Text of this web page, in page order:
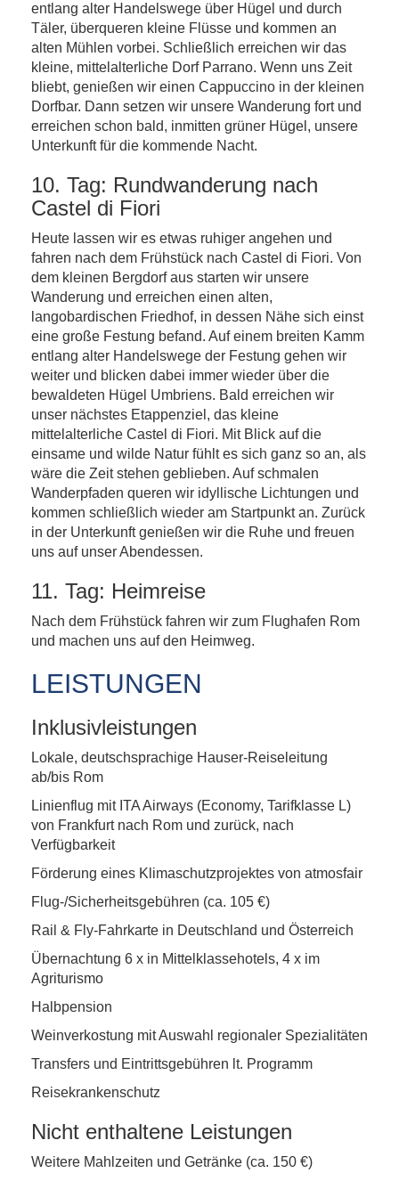
entlang alter Handelswege über Hügel und durch
Täler, überqueren kleine Flüsse und kommen an
alten Mühlen vorbei. Schließlich erreichen wir das
kleine, mittelalterliche Dorf Parrano. Wenn uns Zeit
bliebt, genießen wir einen Cappuccino in der kleinen
Dorfbar. Dann setzen wir unsere Wanderung fort und
erreichen schon bald, inmitten grüner Hügel, unsere
Unterkunft für die kommende Nacht.
10. Tag: Rundwanderung nach
Castel di Fiori
Heute lassen wir es etwas ruhiger angehen und
fahren nach dem Frühstück nach Castel di Fiori. Von
dem kleinen Bergdorf aus starten wir unsere
Wanderung und erreichen einen alten,
langobardischen Friedhof, in dessen Nähe sich einst
eine große Festung befand. Auf einem breiten Kamm
entlang alter Handelswege der Festung gehen wir
weiter und blicken dabei immer wieder über die
bewaldeten Hügel Umbriens. Bald erreichen wir
unser nächstes Etappenziel, das kleine
mittelalterliche Castel di Fiori. Mit Blick auf die
einsame und wilde Natur fühlt es sich ganz so an, als
wäre die Zeit stehen geblieben. Auf schmalen
Wanderpfaden queren wir idyllische Lichtungen und
kommen schließlich wieder am Startpunkt an. Zurück
in der Unterkunft genießen wir die Ruhe und freuen
uns auf unser Abendessen.
11. Tag: Heimreise
Nach dem Frühstück fahren wir zum Flughafen Rom
und machen uns auf den Heimweg.
LEISTUNGEN
Inklusivleistungen
Lokale, deutschsprachige Hauser-Reiseleitung
ab/bis Rom
Linienflug mit ITA Airways (Economy, Tarifklasse L)
von Frankfurt nach Rom und zurück, nach
Verfügbarkeit
Förderung eines Klimaschutzprojektes von atmosfair
Flug-/Sicherheitsgebühren (ca. 105 €)
Rail & Fly-Fahrkarte in Deutschland und Österreich
Übernachtung 6 x in Mittelklassehotels, 4 x im
Agriturismo
Halbpension
Weinverkostung mit Auswahl regionaler Spezialitäten
Transfers und Eintrittsgebühren lt. Programm
Reisekrankenschutz
Nicht enthaltene Leistungen
Weitere Mahlzeiten und Getränke (ca. 150 €)